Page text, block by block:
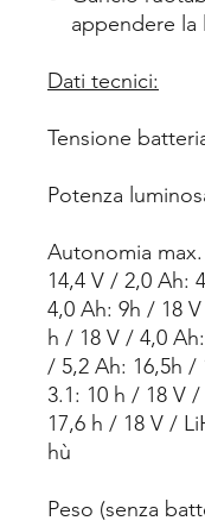
appendere la
Dati tecnici:
Tensione
Potenza
Autonomia
14,4 V / 2,0 Ah:
4,0 Ah: 9h / 18
h / 18 V / 4,0
/ 5,2 Ah: 16,5h /
3.1: 10 h / 18 V /
17,6 h / 18 V /
hù
Peso (senza